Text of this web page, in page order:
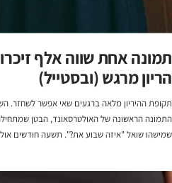
תמונה אחת שווה אלף
הריון מרגש (ובסטייל)
תקופת ההיריון מלאה ברגעים שאי אפשר לשחזר.
התמונה הראשונה של האולטרסאונד, הבטן
שמישהו שואל "איזה שבוע את?". תשעה חודשים